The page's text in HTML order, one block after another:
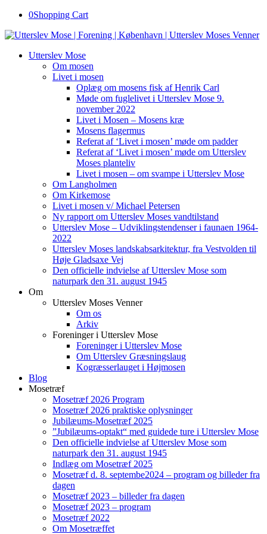
0Shopping Cart
Utterslev Mose
Om mosen
Livet i mosen
Oplæg om mosens fisk af Henrik Carl
Møde om fuglelivet i Utterslev Mose 9.
november 2022
Livet i Mosen – Mosens kræ
Mosens flagermus
Referat af ‘Livet i mosen’ møde om padder
Referat af ‘Livet i mosen’ møde om Utterslev
Moses planteliv
Livet i mosen – om svampe i Utterslev Mose
Om Langholmen
Om Kirkemose
Livet i mosen v/ Michael Petersen
Ny rapport om Utterslev Moses vandtilstand
Utterslev Mose – Udviklingstendenser i faunaen 1964-
2022
Utterslev Moses landskabsarkitektur, fra Vestvolden til
Høje Gladsaxe Vej
Den officielle indvielse af Utterslev Mose som
naturpark den 31. august 1945
Om
Utterslev Moses Venner
Om os
Arkiv
Foreninger i Utterslev Mose
Foreninger i Utterslev Mose
Om Utterslev Græsningslaug
Kogræsserlauget i Højmosen
Blog
Mosetræf
Mosetræf 2026 Program
Mosetræf 2026 praktiske oplysninger
Jubilæums-Mosetræf 2025
”Jubilæums-optakt“ med guidede ture i Utterslev Mose
Den officielle indvielse af Utterslev Mose som
naturpark den 31. august 1945
Indlæg om Mosetræf 2025
Mosetræf d. 8. septembe2024 – program og billeder fra
dagen
Mosetræf 2023 – billeder fra dagen
Mosetræf 2023 – program
Mosetræf 2022
Om Mosetræffet